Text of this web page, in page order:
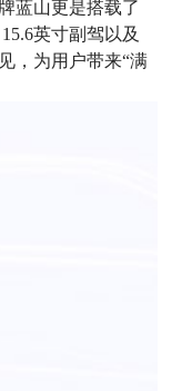
蓝山更是搭载了
英寸副驾以及
，为用户带来“满